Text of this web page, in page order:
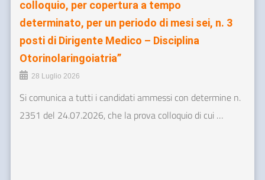
colloquio, per copertura a tempo
determinato, per un periodo di mesi sei, n. 3
posti di Dirigente Medico – Disciplina
Otorinolaringoiatria”
28 Luglio 2026
Si comunica a tutti i candidati ammessi con determine n.
2351 del 24.07.2026, che la prova colloquio di cui …